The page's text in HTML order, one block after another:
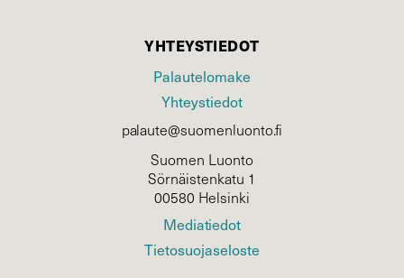
YHTEYSTIEDOT
Palautelomake
Yhteystiedot
palaute@suomenluonto.fi
Suomen Luonto
Sörnäistenkatu 1
00580 Helsinki
Mediatiedot
Tietosuojaseloste